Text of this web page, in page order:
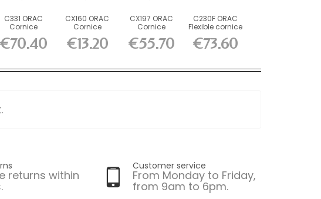
C331 ORAC
Cornice
x H6.4 x...
€70.40
CX160 ORAC
Cornice
x H1.3 x...
€13.20
CX197 ORAC
Cornice
x H5 x...
€55.70
C230F ORAC
Flexible cornice
€73.60
returns within
Customer service
From Monday to Friday,
from 9am to 6pm.